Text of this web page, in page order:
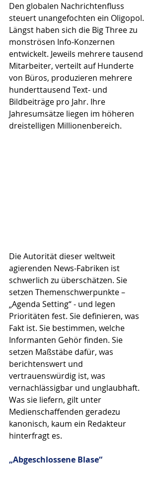
Den globalen Nachrichtenfluss
steuert unangefochten ein Oligopol.
Längst haben sich die Big Three zu
monströsen Info-Konzernen
entwickelt. Jeweils mehrere tausend
Mitarbeiter, verteilt auf Hunderte
von Büros, produzieren mehrere
hunderttausend Text- und
Bildbeiträge pro Jahr. Ihre
Jahresumsätze liegen im höheren
dreistelligen Millionenbereich.
Die Autorität dieser weltweit
agierenden News-Fabriken ist
schwerlich zu überschätzen. Sie
setzen Themenschwerpunkte –
„Agenda Setting“ - und legen
Prioritäten fest. Sie definieren, was
Fakt ist. Sie bestimmen, welche
Informanten Gehör finden. Sie
setzen Maßstäbe dafür, was
berichtenswert und
vertrauenswürdig ist, was
vernachlässigbar und unglaubhaft.
Was sie liefern, gilt unter
Medienschaffenden geradezu
kanonisch, kaum ein Redakteur
hinterfragt es.
„Abgeschlossene Blase“